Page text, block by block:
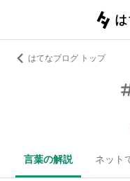
はてなブログ トップ
言葉の解説 ネット